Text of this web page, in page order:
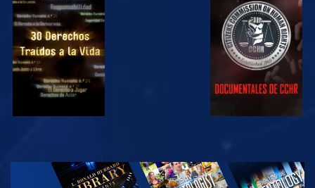
VE VE
VE
EXPLORA LAS
SERIES